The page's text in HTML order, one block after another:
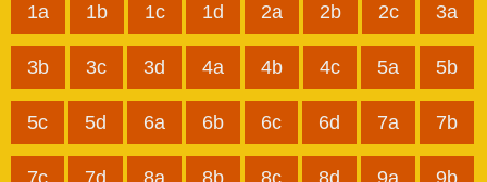
1a 1b 1c 1d 2a 2b 2c 3a
3b 3c 3d 4a 4b 4c 5a 5b
5c 5d 6a 6b 6c 6d 7a 7b
7c 7d 8a 8b 8c 8d 9a 9b